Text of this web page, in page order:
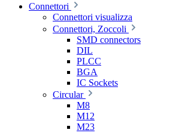
Connettori
Connettori visualizza
Connettori, Zoccoli
SMD connectors
DIL
PLCC
BGA
IC Sockets
Circular
M8
M12
M23